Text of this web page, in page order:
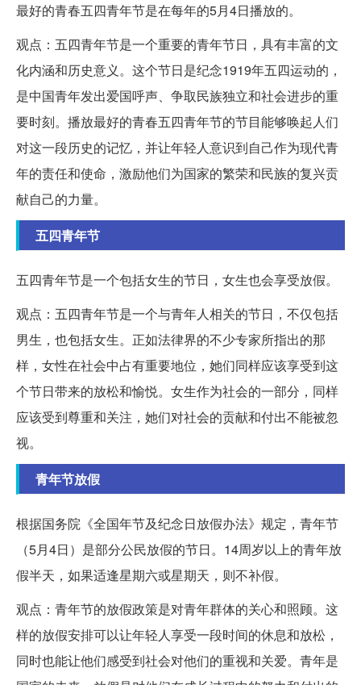
最好的青春五四青年节是在每年的5月4日播放的。
观点：五四青年节是一个重要的青年节日，具有丰富的文
化内涵和历史意义。这个节日是纪念1919年五四运动的，
是中国青年发出爱国呼声、争取民族独立和社会进步的重
要时刻。播放最好的青春五四青年节的节目能够唤起人们
对这一段历史的记忆，并让年轻人意识到自己作为现代青
年的责任和使命，激励他们为国家的繁荣和民族的复兴贡
献自己的力量。
五四青年节
五四青年节是一个包括女生的节日，女生也会享受放假。
观点：五四青年节是一个与青年人相关的节日，不仅包括
男生，也包括女生。正如法律界的不少专家所指出的那
样，女性在社会中占有重要地位，她们同样应该享受到这
个节日带来的放松和愉悦。女生作为社会的一部分，同样
应该受到尊重和关注，她们对社会的贡献和付出不能被忽
视。
青年节放假
根据国务院《全国年节及纪念日放假办法》规定，青年节
（5月4日）是部分公民放假的节日。14周岁以上的青年放
假半天，如果适逢星期六或星期天，则不补假。
观点：青年节的放假政策是对青年群体的关心和照顾。这
样的放假安排可以让年轻人享受一段时间的休息和放松，
同时也能让他们感受到社会对他们的重视和关爱。青年是